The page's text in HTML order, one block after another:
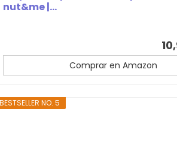
nut&me |...
Comprar en Amazon
BESTSELLER NO. 5